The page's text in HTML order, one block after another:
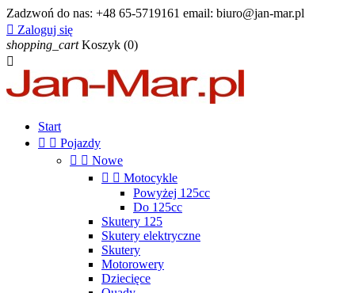
Zadzwoń do nas: +48 65-5719161 email: biuro@jan-mar.pl
 Zaloguj się
shopping_cart Koszyk (0)

Start
  Pojazdy
  Nowe
  Motocykle
Powyżej 125cc
Do 125cc
Skutery 125
Skutery elektryczne
Skutery
Motorowery
Dziecięce